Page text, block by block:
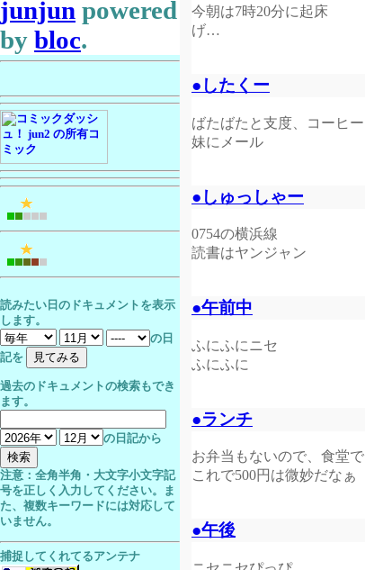
今朝は7時20分に起床
げ…
●したくー
ばたばたと支度、コーヒー
妹にメール
●しゅっしゃー
0754の横浜線
読書はヤンジャン
●午前中
ふにふにニセ
ふにふに
●ランチ
お弁当もないので、食堂で
これで500円は微妙だなぁ
●午後
junjun powered
by bloc.
読みたい日のドキュメントを表示
します。
の日
記を
過去のドキュメントの検索もでき
ます。
の日記から
注意：全角半角・大文字小文字記
号を正しく入力してください。ま
た、複数キーワードには対応して
いません。
捕捉してくれてるアンテナ